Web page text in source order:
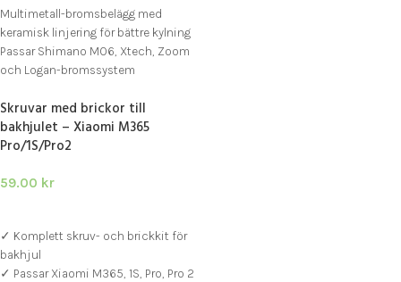
Multimetall-bromsbelägg med
keramisk linjering för bättre kylning
Passar Shimano M06, Xtech, Zoom
och Logan-bromssystem
Dualtron, SXT, Navee, Teverun m.fl.
Skruvar med brickor till
bakhjulet – Xiaomi M365
Pro/1S/Pro2
59.00 kr
✓ Komplett skruv- och brickkit för
bakhjul
✓ Passar Xiaomi M365, 1S, Pro, Pro 2